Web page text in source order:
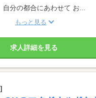
自分の都合にあわせて お...
もっと見る
求人詳細を見る